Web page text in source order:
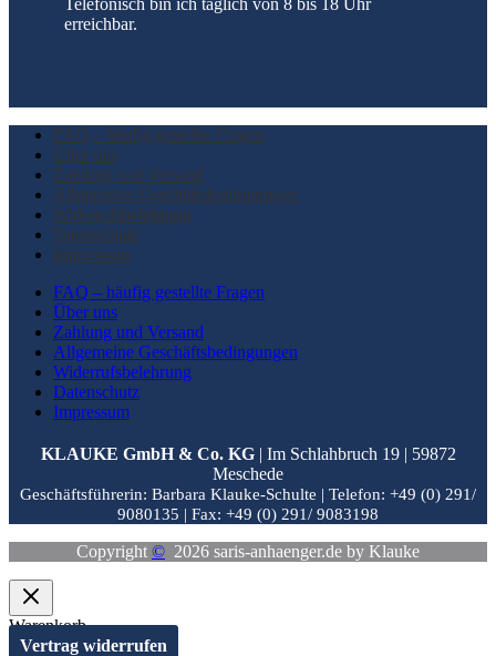
Telefonisch bin ich täglich von 8 bis 18 Uhr
erreichbar.
FAQ – häufig gestellte Fragen
Über uns
Zahlung und Versand
Allgemeine Geschäftsbedingungen
Widerrufsbelehrung
Datenschutz
Impressum
FAQ – häufig gestellte Fragen
Über uns
Zahlung und Versand
Allgemeine Geschäftsbedingungen
Widerrufsbelehrung
Datenschutz
Impressum
KLAUKE GmbH & Co. KG| Im Schlahbruch 19 | 59872
Meschede
Geschäftsführerin: Barbara Klauke-Schulte | Telefon: +49 (0) 291/
9080135 | Fax: +49 (0) 291/ 9083198
Copyright © 2026 saris-anhaenger.de by Klauke
Warenkorb
Vertrag widerrufen